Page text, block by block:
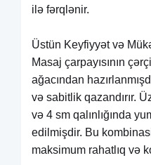
ilə fərqlənir.
Üstün Keyfiyyət və
Masaj çarpayısının
ağacından
və sabitlik qazandırır.
və 4 sm qalınlığında
edilmişdir. Bu
maksimum rahatlıq və